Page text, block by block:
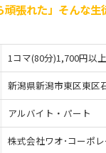
頑張れた」そんな
1コマ(80分)1,700円以
新潟県新潟市東区東区
アルバイト・パート
株式会社ワオ･コーポ